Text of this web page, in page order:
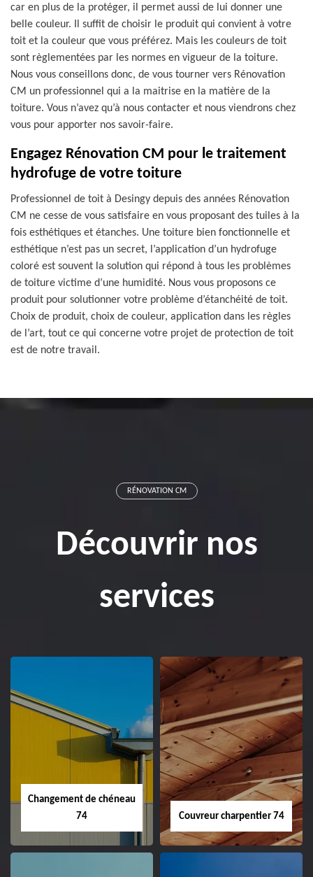
car en plus de la protéger, il permet aussi de lui donner une
belle couleur. Il suffit de choisir le produit qui convient à votre
toit et la couleur que vous préférez. Mais les couleurs de toit
sont règlementées par les normes en vigueur de la toiture.
Nous vous conseillons donc, de vous tourner vers Rénovation
CM un professionnel qui a la maitrise en la matière de la
toiture. Vous n’avez qu’à nous contacter et nous viendrons chez
vous pour apporter nos savoir-faire.
Engagez Rénovation CM pour le traitement
hydrofuge de votre toiture
Professionnel de toit à Desingy depuis des années Rénovation
CM ne cesse de vous satisfaire en vous proposant des tuiles à la
fois esthétiques et étanches. Une toiture bien fonctionnelle et
esthétique n’est pas un secret, l’application d’un hydrofuge
coloré est souvent la solution qui répond à tous les problèmes
de toiture victime d’une humidité. Nous vous proposons ce
produit pour solutionner votre problème d’étanchéité de toit.
Choix de produit, choix de couleur, application dans les règles
de l’art, tout ce qui concerne votre projet de protection de toit
est de notre travail.
RÉNOVATION CM
Découvrir nos
services
Changement de chéneau
74
Couvreur charpentier 74